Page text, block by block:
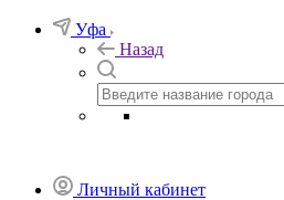
Уфа
Назад
Личный кабинет